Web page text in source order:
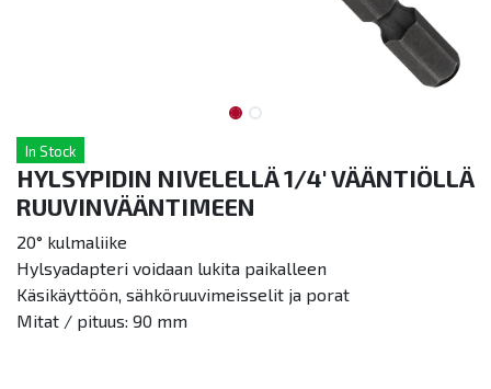
In Stock
HYLSYPIDIN NIVELELLÄ 1/4' VÄÄNTIÖLLÄ
RUUVINVÄÄNTIMEEN
20° kulmaliike
Hylsyadapteri voidaan lukita paikalleen
Käsikäyttöön, sähköruuvimeisselit ja porat
Mitat / pituus: 90 mm